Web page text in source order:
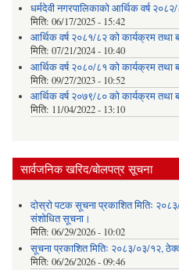
धर्मदेवी नगरपालिकाको आर्थिक वर्ष
मिति: 06/17/2025 - 15:42
आर्थिक वर्ष २०८१/८२ को कार्यक्रम तथा
मिति: 07/21/2024 - 10:40
आर्थिक वर्ष २०८०/८१ को कार्यक्रम तथा
मिति: 09/27/2023 - 10:52
आर्थिक वर्ष २०७९/८० को कार्यक्रम तथा
मिति: 11/04/2022 - 13:10
सार्वजनिक खरिद/बोलपत्र सूचना
दोस्रो पटक सूचना प्रकाशित मितिः
संशोधित सूचना।
मिति: 06/29/2026 - 10:02
सूचना प्रकाशित मितिः २०८३/०३/१२,
मिति: 06/26/2026 - 09:46